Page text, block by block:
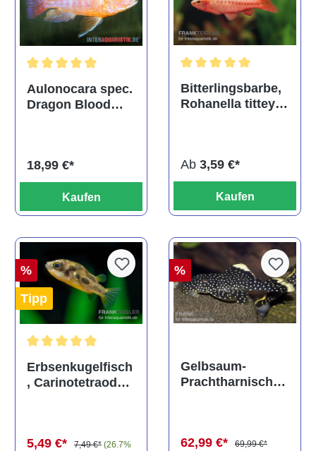
Durchschnittliche Bewertung von 5 von 5 Sternen
Aulonocara spec.
Dragon Blood
18,99 €*
Kaufen
Bitterlingsbarbe,
Rohanella titteya,
Ab 3,59 €*
Kaufen
%
Tipp
Durchschnittliche Bewertung von 5 von 5 Sternen
Erbsenkugelfisch
, Carinotetraodon
5,49 €* 7,49 €* (26.7%
%
Gelbsaum-
Prachtharnischw
62,99 €*
69,99 €*